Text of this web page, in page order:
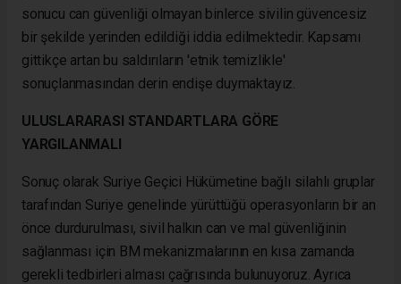
sonucu can güvenliği olmayan binlerce sivilin güvencesiz
bir şekilde yerinden edildiği iddia edilmektedir. Kapsamı
gittikçe artan bu saldırıların 'etnik temizlikle'
sonuçlanmasından derin endişe duymaktayız.
ULUSLARARASI STANDARTLARA GÖRE
YARGILANMALI
Sonuç olarak Suriye Geçici Hükümetine bağlı silahlı gruplar
tarafından Suriye genelinde yürüttüğü operasyonların bir an
önce durdurulması, sivil halkın can ve mal güvenliğinin
sağlanması için BM mekanizmalarının en kısa zamanda
gerekli tedbirleri alması çağrısında bulunuyoruz. Ayrıca